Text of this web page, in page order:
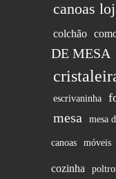
canoas
colchão
DE MESA
escrivaninha
mesa mesa
canoas móveis
cozinha